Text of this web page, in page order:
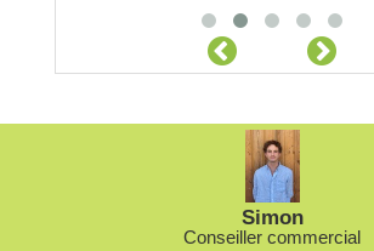
Simon
Conseiller commercial